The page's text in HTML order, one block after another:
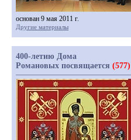
основан 9 мая 2011 г.
Другие материалы
400-летию Дома
Романовых посвящается (577)